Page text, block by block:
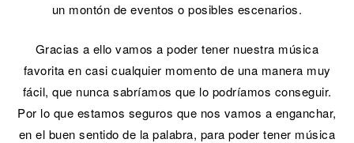
un montón de eventos o posibles escenarios.
Gracias a ello vamos a poder tener nuestra música
favorita en casi cualquier momento de una manera muy
fácil, que nunca sabríamos que lo podríamos conseguir.
Por lo que estamos seguros que nos vamos a enganchar,
en el buen sentido de la palabra, para poder tener música